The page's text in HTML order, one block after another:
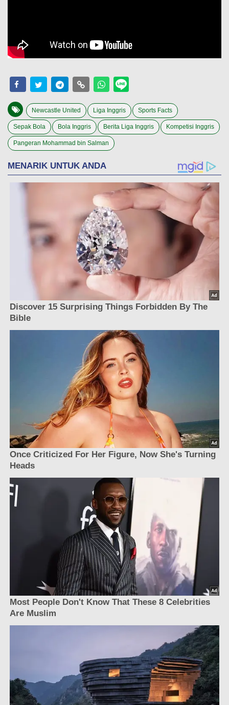
Newcastle United Liga Inggris Sports Facts
Sepak Bola Bola Inggris Berita Liga Inggris Kompetisi Inggris
Pangeran Mohammad bin Salman